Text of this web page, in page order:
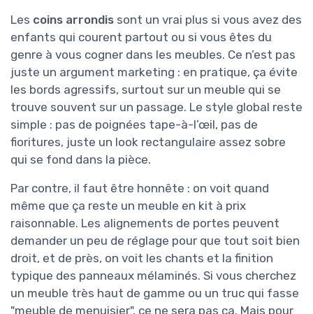
Les coins arrondis sont un vrai plus si vous avez des
enfants qui courent partout ou si vous êtes du
genre à vous cogner dans les meubles. Ce n’est pas
juste un argument marketing : en pratique, ça évite
les bords agressifs, surtout sur un meuble qui se
trouve souvent sur un passage. Le style global reste
simple : pas de poignées tape-à-l’œil, pas de
fioritures, juste un look rectangulaire assez sobre
qui se fond dans la pièce.
Par contre, il faut être honnête : on voit quand
même que ça reste un meuble en kit à prix
raisonnable. Les alignements de portes peuvent
demander un peu de réglage pour que tout soit bien
droit, et de près, on voit les chants et la finition
typique des panneaux mélaminés. Si vous cherchez
un meuble très haut de gamme ou un truc qui fasse
"meuble de menuisier", ce ne sera pas ça. Mais pour